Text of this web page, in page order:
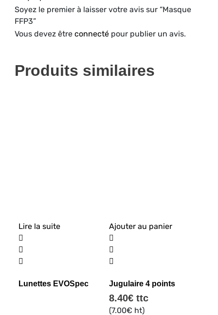
Soyez le premier à laisser votre avis sur “Masque
FFP3”
Vous devez être connecté pour publier un avis.
Produits similaires
Lire la suite
Lunettes EVOSpec
Ajouter au panier
Jugulaire 4 points
8.40€ ttc
(7.00€ ht)